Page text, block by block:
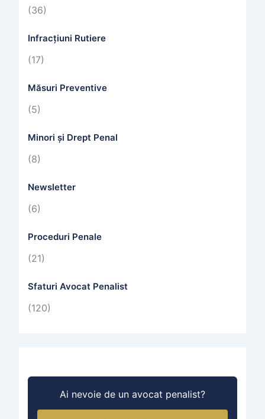
(36)
Infracțiuni Rutiere
(17)
Măsuri Preventive
(5)
Minori și Drept Penal
(8)
Newsletter
(6)
Proceduri Penale
(21)
Sfaturi Avocat Penalist
(120)
Ai nevoie de un avocat penalist?